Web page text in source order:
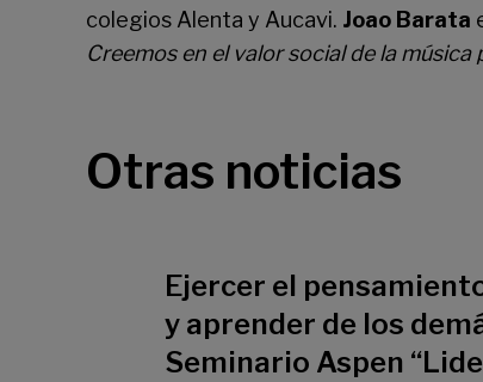
colegios Alenta y Aucavi. Joao Barata
Creemos en el valor social de la
Otras noticias
Ejercer el
y aprender de los
Seminario Aspen